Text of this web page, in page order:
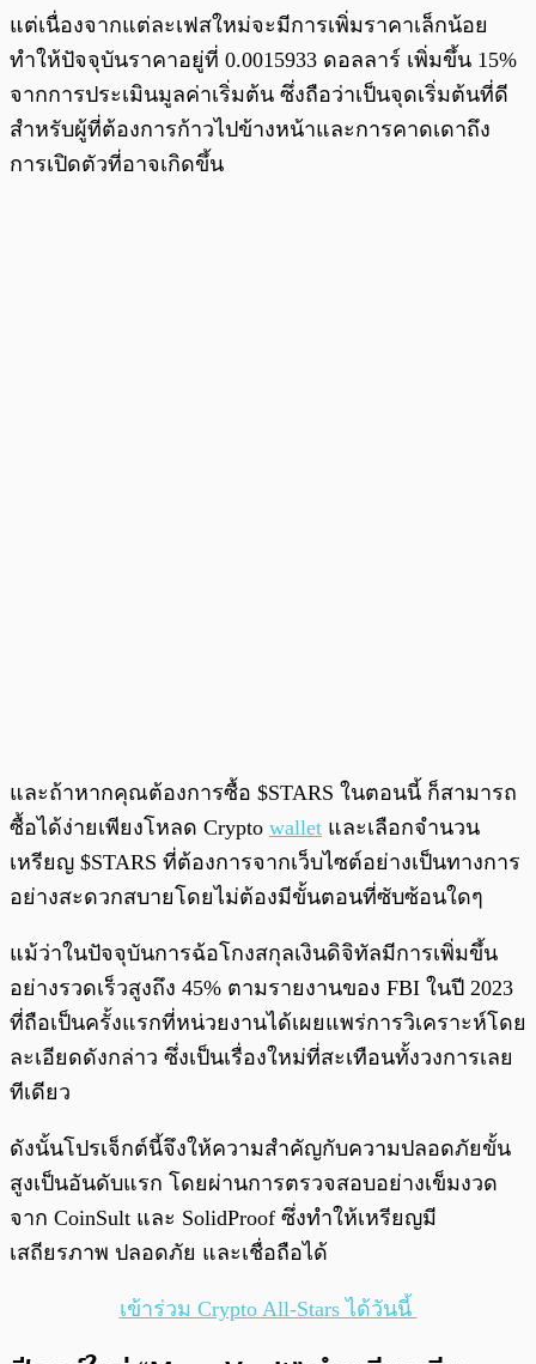
แต่เนื่องจากแต่ละเฟสใหม่จะมีการเพิ่มราคาเล็กน้อย
ทำให้ปัจจุบันราคาอยู่ที่ 0.0015933 ดอลลาร์ เพิ่มขึ้น 15%
จากการประเมินมูลค่าเริ่มต้น ซึ่งถือว่าเป็นจุดเริ่มต้นที่ดี
สำหรับผู้ที่ต้องการก้าวไปข้างหน้าและการคาดเดาถึง
การเปิดตัวที่อาจเกิดขึ้น
และถ้าหากคุณต้องการซื้อ $STARS ในตอนนี้ ก็สามารถ
ซื้อได้ง่ายเพียงโหลด Crypto wallet และเลือกจำนวน
เหรียญ $STARS ที่ต้องการจากเว็บไซต์อย่างเป็นทางการ
อย่างสะดวกสบายโดยไม่ต้องมีขั้นตอนที่ซับซ้อนใดๆ
แม้ว่าในปัจจุบันการฉ้อโกงสกุลเงินดิจิทัลมีการเพิ่มขึ้น
อย่างรวดเร็วสูงถึง 45% ตามรายงานของ FBI ในปี 2023
ที่ถือเป็นครั้งแรกที่หน่วยงานได้เผยแพร่การวิเคราะห์โดย
ละเอียดดังกล่าว ซึ่งเป็นเรื่องใหม่ที่สะเทือนทั้งวงการเลย
ทีเดียว
ดังนั้นโปรเจ็กต์นี้จึงให้ความสำคัญกับความปลอดภัยขั้น
สูงเป็นอันดับแรก โดยผ่านการตรวจสอบอย่างเข็มงวด
จาก CoinSult และ SolidProof ซึ่งทำให้เหรียญมี
เสถียรภาพ ปลอดภัย และเชื่อถือได้
เข้าร่วม Crypto All-Stars ได้วันนี้